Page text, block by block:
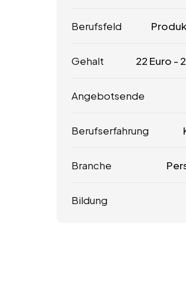
Berufsfeld
Gehalt 22 Euro -
Angebotsende
Berufserfahrung
Branche
Bildung